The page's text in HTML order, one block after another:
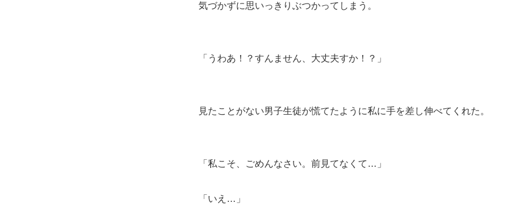
気づかずに思いっきりぶつかってしまう。
「うわあ！？すんません、大丈夫すか！？」
見たことがない男子生徒が慌てたように私に手を差し伸べてくれた。
「私こそ、ごめんなさい。前見てなくて…」
「いえ…」